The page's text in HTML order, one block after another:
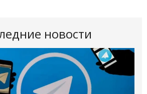
новости